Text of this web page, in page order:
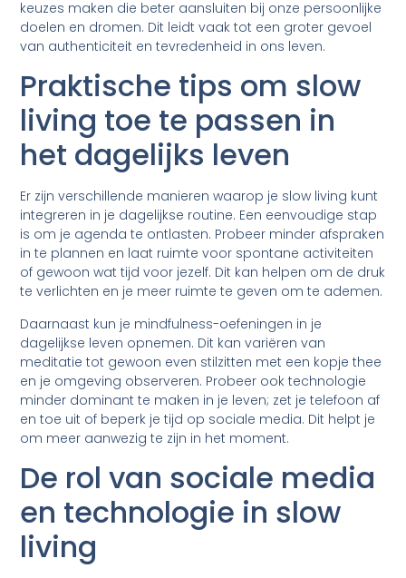
keuzes maken die beter aansluiten bij onze persoonlijke
doelen en dromen. Dit leidt vaak tot een groter gevoel
van authenticiteit en tevredenheid in ons leven.
Praktische tips om slow
living toe te passen in
het dagelijks leven
Er zijn verschillende manieren waarop je slow living kunt
integreren in je dagelijkse routine. Een eenvoudige stap
is om je agenda te ontlasten. Probeer minder afspraken
in te plannen en laat ruimte voor spontane activiteiten
of gewoon wat tijd voor jezelf. Dit kan helpen om de druk
te verlichten en je meer ruimte te geven om te ademen.
Daarnaast kun je mindfulness-oefeningen in je
dagelijkse leven opnemen. Dit kan variëren van
meditatie tot gewoon even stilzitten met een kopje thee
en je omgeving observeren. Probeer ook technologie
minder dominant te maken in je leven; zet je telefoon af
en toe uit of beperk je tijd op sociale media. Dit helpt je
om meer aanwezig te zijn in het moment.
De rol van sociale media
en technologie in slow
living